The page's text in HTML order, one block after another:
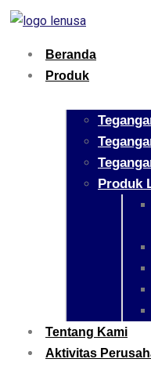
Beranda
Produk
Produk
Tentang Kami
Aktivitas